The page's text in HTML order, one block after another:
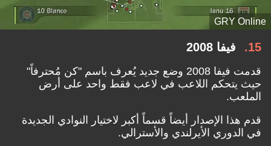
GRY Online
15 فيفا 2008
قدمت فيفا 2008 وضع جديد يُعرف باسم "كن مُحترفاً"
حيث يتحكم اللاعب في لاعب فقط واحد على أرض
الملعب.
قدم هذا الإصدار أيضاً قسماً أكبر لاختيار النوادي الجديدة
في الدوري الأيرلندي والأسترالي.